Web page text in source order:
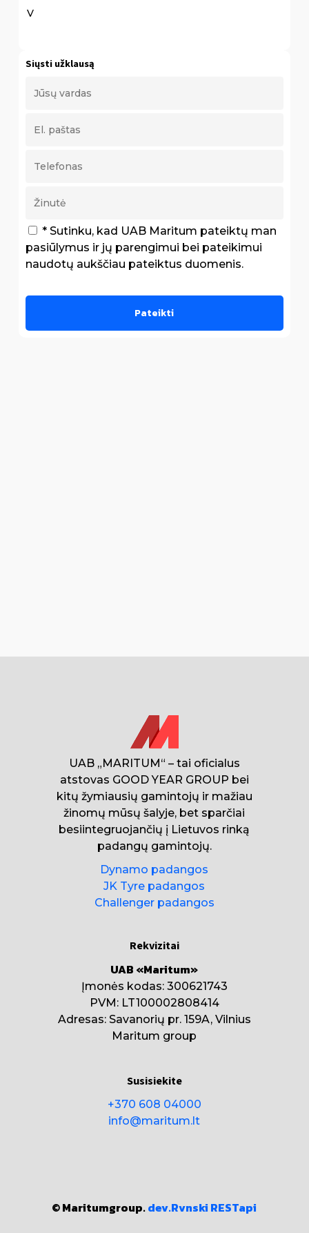
V
Siųsti užklausą
* Sutinku, kad UAB Maritum pateiktų man
pasiūlymus ir jų parengimui bei pateikimui
naudotų aukščiau pateiktus duomenis.
UAB „MARITUM“ – tai oficialus
atstovas GOOD YEAR GROUP bei
kitų žymiausių gamintojų ir mažiau
žinomų mūsų šalyje, bet sparčiai
besiintegruojančių į Lietuvos rinką
padangų gamintojų.
Dynamo padangos
JK Tyre padangos
Challenger padangos
Rekvizitai
UAB «Maritum»
Įmonės kodas: 300621743
PVM: LT100002808414
Adresas: Savanorių pr. 159A, Vilnius
Maritum group
Susisiekite
+370 608 04000
info@maritum.lt
© Maritumgroup.dev.Rvnski RESTapi